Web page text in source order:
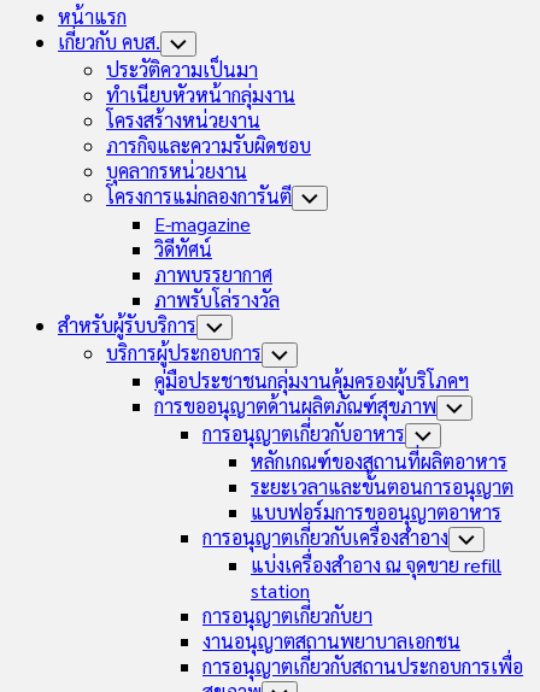
หน้าแรก
เกี่ยวกับ คบส. Toggle
Child
Menu
ประวัติความเป็นมา
ทำเนียบหัวหน้ากลุ่มงาน
โครงสร้างหน่วยงาน
ภารกิจและความรับผิดชอบ
บุคลากรหน่วยงาน
โครงการแม่กลองการันตี Toggle
E-magazine
วิดีทัศน์
ภาพบรรยากาศ
ภาพรับโล่รางวัล
สำหรับผู้รับบริการ Toggle
Child
Menu
บริการผู้ประกอบการ Toggle
Child
Menu
คู่มือประชาชนกลุ่มงานคุ้มครองผู้บริโภคฯ
การขออนุญาตด้านผลิตภัณฑ์สุขภาพ Toggle
การอนุญาตเกี่ยวกับอาหาร Toggle
Child
Menu
หลักเกณฑ์ของสถานที่ผลิตอาหาร
ระยะเวลาและขั้นตอนการอนุญาต
แบบฟอร์มการขออนุญาตอาหาร
การอนุญาตเกี่ยวกับเครื่องสำอาง Toggle
Child
Menu
แบ่งเครื่องสำอาง ณ จุดขาย refill
station
การอนุญาตเกี่ยวกับยา
งานอนุญาตสถานพยาบาลเอกชน
การอนุญาตเกี่ยวกับสถานประกอบการเพื่อ